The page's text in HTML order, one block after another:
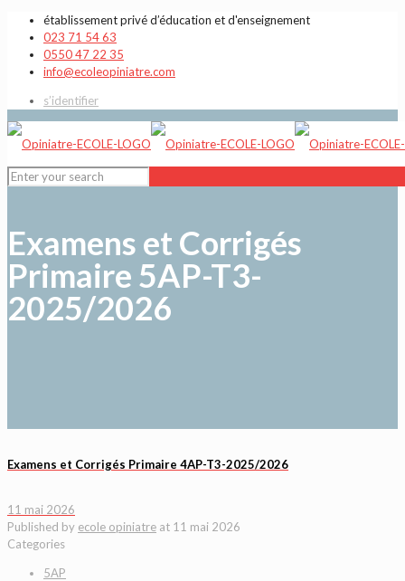
établissement privé d’éducation et d'enseignement
023 71 54 63
0550 47 22 35
info@ecoleopiniatre.com
s’identifier
Examens et Corrigés
Primaire 5AP-T3-
2025/2026
Examens et Corrigés Primaire 4AP-T3-2025/2026
11 mai 2026
Published by ecole opiniatre at 11 mai 2026
Categories
5AP